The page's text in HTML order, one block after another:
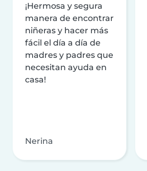
¡Hermosa y segura
manera de encontrar
niñeras y hacer más
fácil el día a día de
madres y padres que
necesitan ayuda en
casa!
Nerina